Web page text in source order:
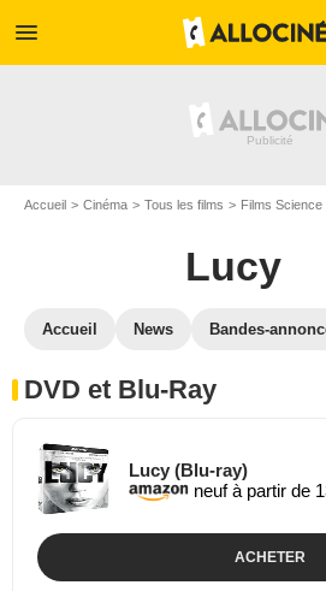
menu
Accueil Cinéma Tous les films Films Science
Lucy
Accueil News Bandes-
DVD et Blu-Ray
Lucy (Blu-ray)
neuf à partir de
ACHETER